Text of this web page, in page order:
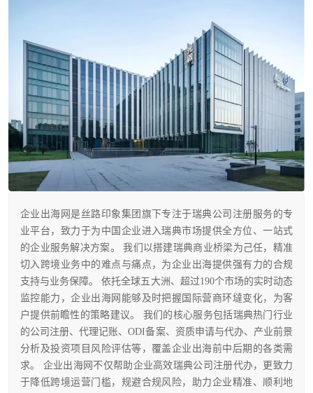
企业出海网是丝路印象集团旗下专注于瑞典公司注册服务的专
业平台，致力于为中国企业进入瑞典市场提供全方位、一站式
的企业服务解决方案。 我们以搭建瑞典商业桥梁为己任，精准
切入跨境业务中的难点与痛点，为企业出海提供强有力的合规
支持与业务保障。 依托全球五大洲、超过190个市场的实时动态
监控能力，企业出海网能够及时把握国际营商环墶变化，为客
户提供前瞻性的策略建议。 我们的核心服务包括瑞典热门行业
的公司注册、代理记账、ODI备案、资质申请与代办、产业前景
分析及投资项目风险评估等，覆盖企业出海前中后期的各类需
求。 企业出海网不仅帮助企业高效瑞典公司注册代办，更致力
于降低跨境运营门槛，规避合规风险，助力企业精准、顺利地